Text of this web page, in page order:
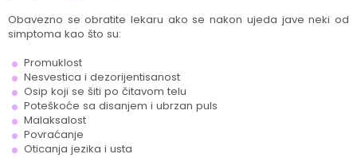
Obavezno se obratite lekaru ako se nakon ujeda jave neki od
simptoma kao što su:
Promuklost
Nesvestica i dezorijentisanost
Osip koji se šiti po čitavom telu
Poteškoće sa disanjem i ubrzan puls
Malaksalost
Povraćanje
Oticanja jezika i usta